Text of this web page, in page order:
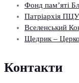
Фонд пам’яті
Патріархія
Вселенський
Щедрик –
Контакти